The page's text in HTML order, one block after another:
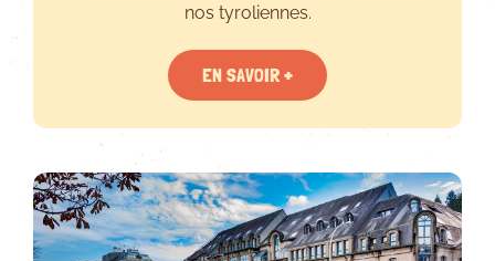
nos tyroliennes.
EN SAVOIR +